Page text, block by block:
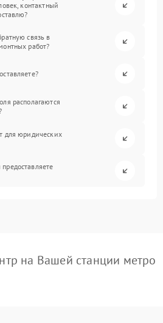
контактный
связь в
работ?
располагаются
для юридических
на Вашей станции метро